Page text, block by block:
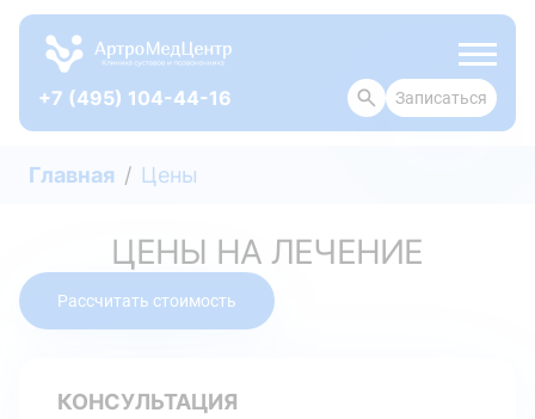
+7 (495) 104-44-16 Записаться
Главная
Цены
ЦЕНЫ НА ЛЕЧЕНИЕ
Рассчитать стоимость
КОНСУЛЬТАЦИЯ